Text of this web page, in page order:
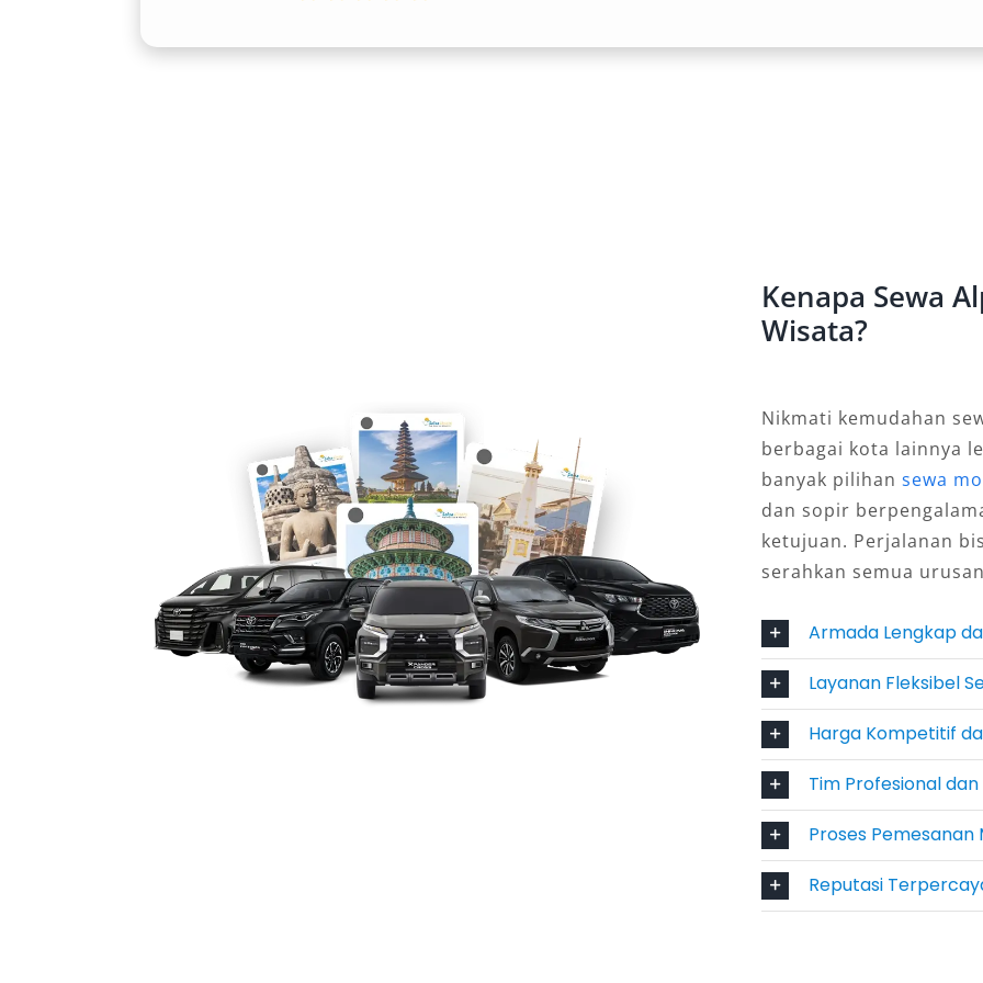
pilihan warna hitam dan putih yang menambah kesan eksklusif. Cocok untuk
berbagai keperluan seperti perjalanan dinas, kunjungan tamu VIP, maupun
5. Fleksibilitas Layanan Rental
Banyak penyedia sewa mobil Alphard Jakarta menawarkan paket lepas kunci,
dengan sopir, hingga layanan bulanan, yang bisa disesuaikan dengan
kebutuhan. Kombinasi fleksibilitas dan kualitas menjadikan Alphard
kendaraan paling diminati di kategori luxury MPV.
6. Nilai Investasi dan Harga Sewa Kompetitif
Meskipun tergolong kendaraan mewah, harga sewa Alphard di Jakarta tetap
kompetitif jika dibandingkan dengan manfaat dan kenyamanan yang
ditawarkan. Ditambah lagi, akses layanan dari lokasi terdekat di Jakarta
Utara, Barat, Timur, dan sekitarnya membuat proses pemesanan lebih
Dengan segala keunggulan di atas, tidak heran jika Alphard menjadi pilihan
Kenapa Sewa
Wisata?
Nikmati kemudahan
berbagai kota lainnya
banyak pilihansewa
dan sopir
ketujuan. Perjalanan
serahkan semua
Armada Lengkap
Layanan Fleksibel
Harga Kompetitif
Tim Profesional
Proses Pemesanan
Reputasi